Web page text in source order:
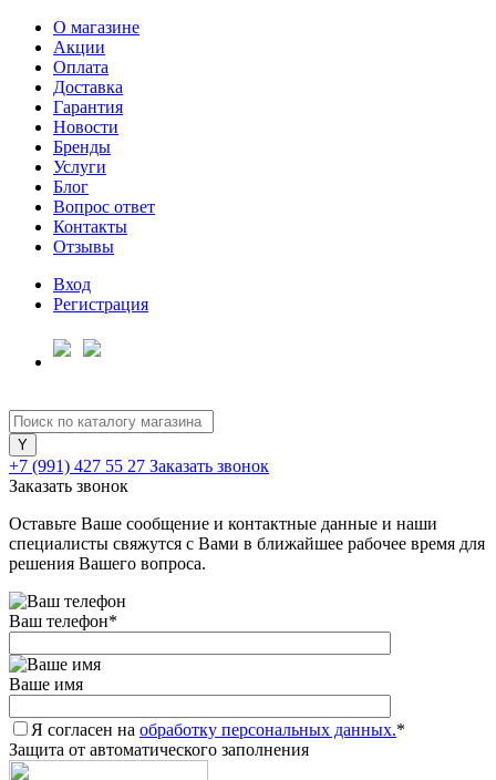
О магазине
Акции
Оплата
Доставка
Гарантия
Новости
Бренды
Услуги
Блог
Вопрос ответ
Контакты
Отзывы
Вход
Регистрация
+7 (991) 427 55 27 Заказать звонок
Заказать звонок
Оставьте Ваше сообщение и контактные данные и наши
специалисты свяжутся с Вами в ближайшее рабочее время для
решения Вашего вопроса.
Ваш телефон*
Ваше имя
Я согласен на обработку персональных данных.*
Защита от автоматического заполнения
Для клиентов всех банков
Разбейте
оплатуна части
без переплат
График платежей
Сегодня
25%
Добавляйте товары
в корзину
Оплачивайте сегодня только
25% картой любого банка
Получайте товар
выбранный способом